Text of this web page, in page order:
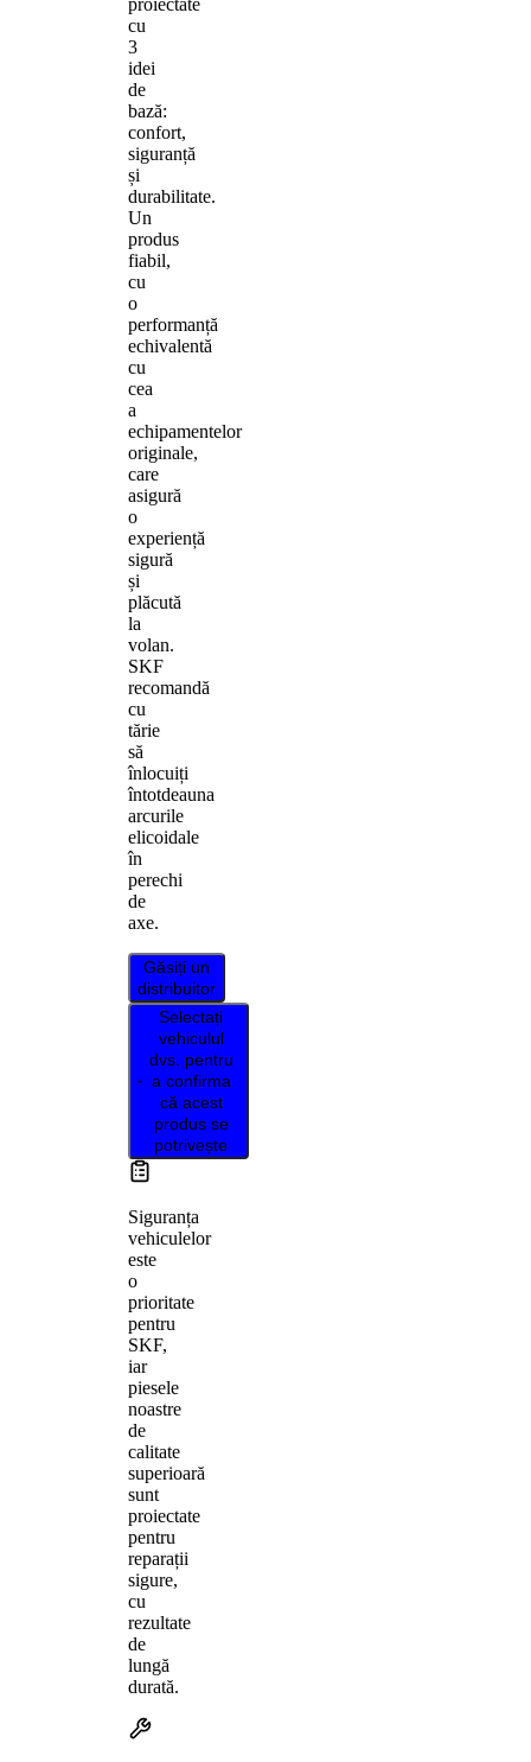
cu
3
idei
de
bază:
confort,
siguranță
și
durabilitate.
Un
produs
fiabil,
cu
o
performanță
echivalentă
cu
cea
a
echipamentelor
originale,
care
asigură
o
experiență
sigură
și
plăcută
la
volan.
SKF
recomandă
cu
tărie
să
înlocuiți
întotdeauna
arcurile
elicoidale
în
perechi
de
axe.
Găsiți un
distribuitor
Selectați
vehiculul
dvs. pentru
a confirma
că acest
produs se
potrivește
Siguranța
vehiculelor
este
o
prioritate
pentru
SKF,
iar
piesele
noastre
de
calitate
superioară
sunt
proiectate
pentru
reparații
sigure,
cu
rezultate
de
lungă
durată.